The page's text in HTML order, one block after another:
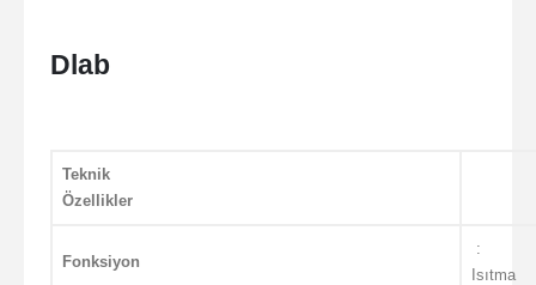
Dlab
Teknik
Özellikler
Fonksiyon
:
Isıtma